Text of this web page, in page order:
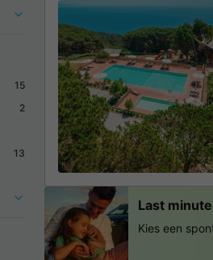
15
2
13
Last
Kies een